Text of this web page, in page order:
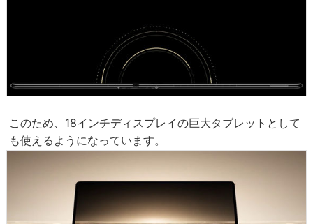
このため、18インチディスプレイの巨大タブレットとして
も使えるようになっています。